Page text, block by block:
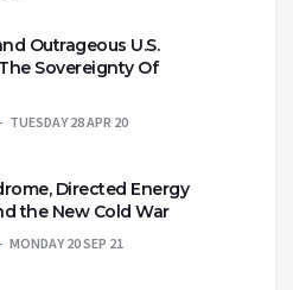
Outrageous U.S.
Sovereignty Of
TUESDAY 28 APR 20
Directed Energy
the New Cold War
MONDAY 20 SEP 21